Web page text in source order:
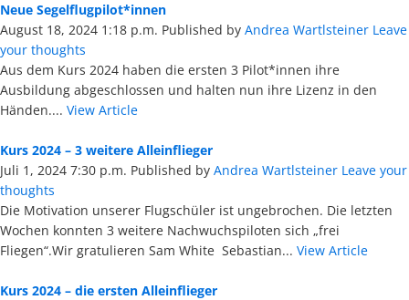
Neue Segelflugpilot*innen
August 18, 2024 1:18 p.m. Published by Andrea Wartlsteiner Leave
your thoughts
Aus dem Kurs 2024 haben die ersten 3 Pilot*innen ihre
Ausbildung abgeschlossen und halten nun ihre Lizenz in den
Händen.... View Article
Kurs 2024 – 3 weitere Alleinflieger
Juli 1, 2024 7:30 p.m. Published by Andrea Wartlsteiner Leave your
thoughts
Die Motivation unserer Flugschüler ist ungebrochen. Die letzten
Wochen konnten 3 weitere Nachwuchspiloten sich „frei
Fliegen“.Wir gratulieren Sam White Sebastian... View Article
Kurs 2024 – die ersten Alleinflieger